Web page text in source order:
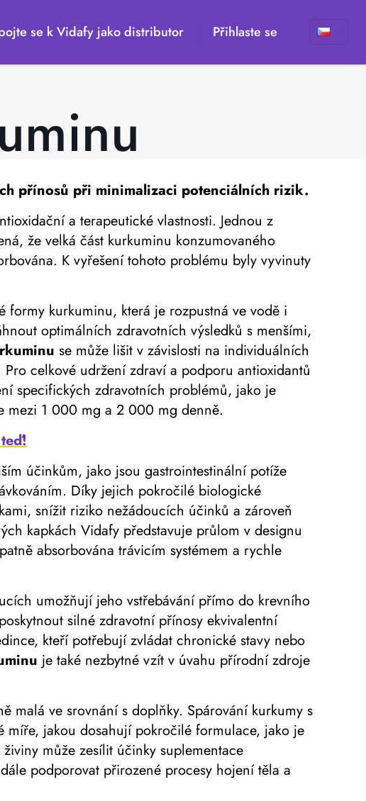
se k Vidafy jako distributor Přihlaste se
přínosů při minimalizaci potenciálních rizik.
a terapeutické vlastnosti. Jednou z
že velká část kurkuminu konzumovaného
K vyřešení tohoto problému byly vyvinuty
kurkuminu, která je rozpustná ve vodě i
optimálních zdravotních výsledků s menšími,
se může lišit v závislosti na individuálních
celkové udržení zdraví a podporu antioxidantů
specifických zdravotních problémů, jako je
mezi 1 000 mg a 2 000 mg denně.
účinkům, jako jsou gastrointestinální potíže
Díky jejich pokročilé biologické
snížit riziko nežádoucích účinků a zároveň
kapkách Vidafy představuje průlom v designu
absorbována trávicím systémem a rychle
umožňují jeho vstřebávání přímo do krevního
silné zdravotní přínosy ekvivalentní
kteří potřebují zvládat chronické stavy nebo
je také nezbytné vzít v úvahu přírodní zdroje
malá ve srovnání s doplňky. Spárování kurkumy s
míře, jakou dosahují pokročilé formulace, jako je
může zesílit účinky suplementace
podporovat přirozené procesy hojení těla a